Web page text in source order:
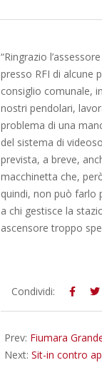
“Ringrazio
presso RFI di alcune
consiglio comunale,
nostri pendolari,
problema di una
del sistema di
prevista, a breve,
macchinetta che,
quindi, non può farlo
a chi gestisce la
ascensore troppo
2015-
12-
Condividi:
Prev: Fiumara
Next: Sit-in contro